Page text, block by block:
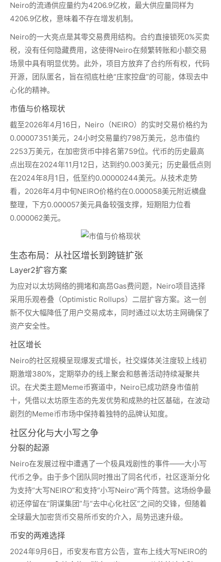
Neiro的流通供应量约为4206.9亿枚，最大供应量同样为
4206.9亿枚，意味着不存在增发机制。
Neiro的一大亮点是其零交易费用结构。合约直接锁死0%买卖
税，没有任何隐藏费用，这使得Neiro在频繁转账和小额交易
场景中具有明显优势。此外，项目方放弃了合约所有权，代码
开源，团队匿名，旨在彻底杜绝“庄家控盘”的可能，体现去中
心化的精神。
市值与价格现状
截至2026年4月16日，Neiro（NEIRO）的实时交易价格约为
0.00007351美元，24小时交易量约798万美元，总市值约
2253万美元，在加密货币中排名第759位。代币的历史最高
点出现在2024年11月12日，达到约0.003美元；历史最低点则
在2024年8月1日，低至约0.00000244美元。从技术走势
看，2026年4月中旬NEIRO价格约在0.000058美元附近横盘
整理，下方0.000057美元具备较强支撑，短期阻力位看
0.000062美元。
生态布局：从社区增长到跨链扩张
Layer2扩容方案
为应对以太坊网络的拥堵和高昂Gas费问题，Neiro项目选择
采用乐观卷叠（Optimistic Rollups）二层扩容方案。这一创
新不仅大幅降低了用户交易成本，同时通过以太坊主网确保了
资产安全性。
社区增长
Neiro的社区规模呈现爆发式增长，社交媒体关注度较上线初
期激增380%，定期举办的线上聚会和慈善活动持续凝聚共
识。在犬类主题Meme币赛道中，Neiro已成功跻身市值前
十，凭借以太坊原生态的先发优势和成熟的社区基础，在波动
剧烈的Meme币市场中保持着独特的品牌认知度。
社区分化与大小写之争
分裂的起源
Neiro在发展过程中遭遇了一个极具戏剧性的事件——大小写
代币之争。由于多个团队同时推出了同名代币，社区逐渐分化
为支持“大写NEIRO”和支持“小写Neiro”两个阵营。这场纷争最
初还停留在“阴谋集团”与“去中心化社区”之间的交锋，但随着
全球最大加密货币交易所币安的介入，局势迅速升级。
币安的两难选择
2024年9月6日，币安发布官方公告，宣布上线大写NEIRO的